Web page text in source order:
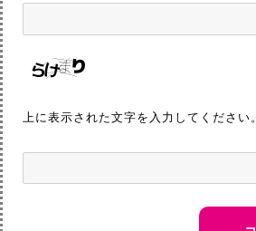
上に表示された文字を入力してください。